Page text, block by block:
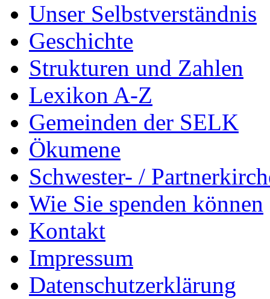
Unser Selbstverständnis
Geschichte
Strukturen und Zahlen
Lexikon A-Z
Gemeinden der SELK
Ökumene
Schwester- /
Wie Sie spenden können
Kontakt
Impressum
Datenschutzerklärung